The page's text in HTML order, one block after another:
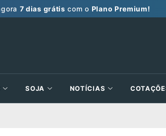
7 dias grátis com o Plano Premium!
SOJA NOTÍCIAS